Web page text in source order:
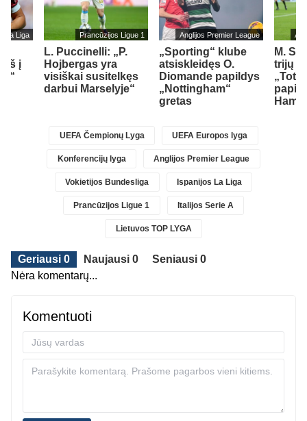
La Liga
į
Prancūzijos Ligue 1
L. Puccinelli: „P.
Hojbergas yra
visiškai susitelkęs
darbui Marselyje“
Anglijos Premier League
„Sporting“ klube
atsiskleidęs O.
Diomande papildys
„Nottingham“
gretas
M.
trijų
UEFA Čempionų Lyga UEFA Europos lyga
Konferencijų lyga Anglijos Premier League
Vokietijos Bundesliga Ispanijos La Liga
Prancūzijos Ligue 1 Italijos Serie A
Lietuvos TOP LYGA
Geriausi 0 Naujausi 0
Seniausi 0
Nėra komentarų...
Komentuoti